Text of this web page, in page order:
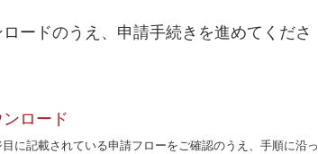
ードのうえ、申請手続きを進めてくださ
ロード
に記載されている申請フローをご確認のうえ、手順に沿っ